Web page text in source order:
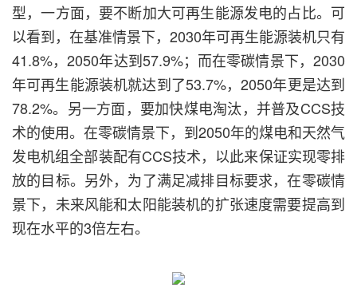
型，一方面，要不断加大可再生能源发电的占比。可
以看到，在基准情景下，2030年可再生能源装机只有
41.8%，2050年达到57.9%；而在零碳情景下，2030
年可再生能源装机就达到了53.7%，2050年更是达到
78.2%。另一方面，要加快煤电淘汰，并普及CCS技
术的使用。在零碳情景下，到2050年的煤电和天然气
发电机组全部装配有CCS技术，以此来保证实现零排
放的目标。另外，为了满足减排目标要求，在零碳情
景下，未来风能和太阳能装机的扩张速度需要提高到
现在水平的3倍左右。